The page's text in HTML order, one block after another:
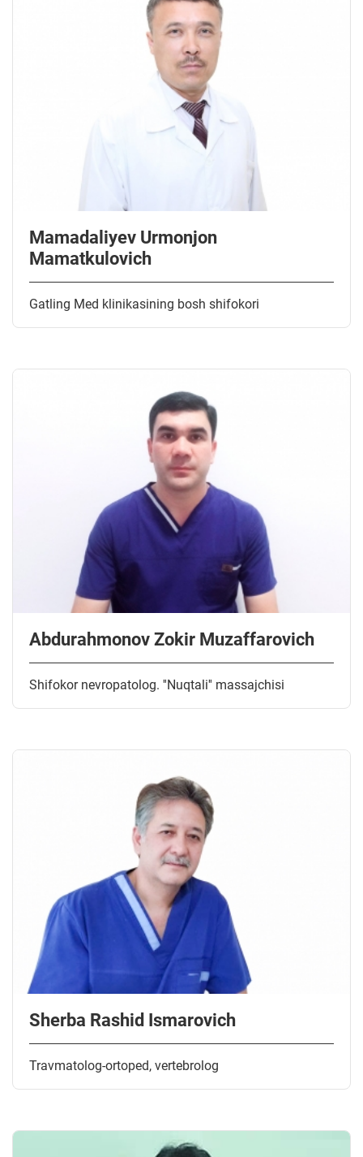
Mamadaliyev Urmonjon
Mamatkulovich
Gatling Med klinikasining bosh shifokori
Abdurahmonov Zokir Muzaffarovich
Shifokor nevropatolog. ''Nuqtali'' massajchisi
Sherba Rashid Ismarovich
Travmatolog-ortoped, vertebrolog